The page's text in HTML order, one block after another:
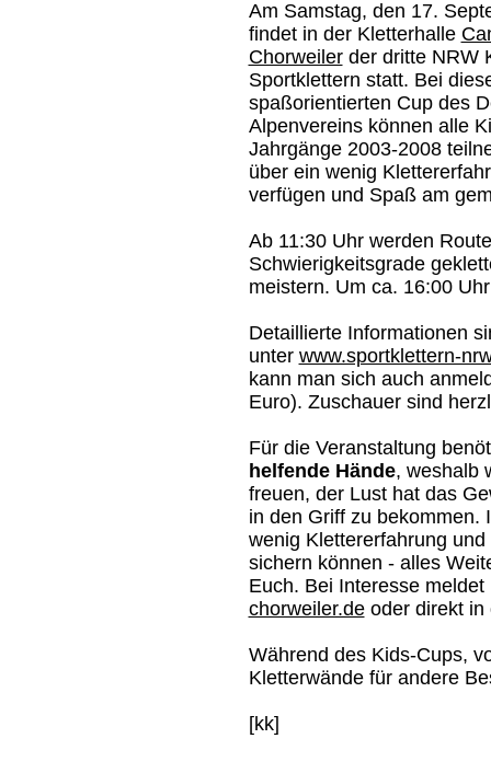
Am Samstag, den 17.
findet in der Kletterhalle
Chorweilerder dritte NRW
Sportklettern statt. Bei
spaßorientierten Cup des
Alpenvereins können alle
Jahrgänge 2003-2008
über ein wenig
verfügen und Spaß am
Ab 11:30 Uhr werden
Schwierigkeitsgrade
meistern. Um ca. 16:00
Detaillierte Informationen
unter www.sportklettern-
kann man sich auch
Euro). Zuschauer sind
Für die Veranstaltung
helfende Hände, weshalb
freuen, der Lust hat das
in den Griff zu bekommen.
wenig Klettererfahrung und
sichern können - alles
Euch. Bei Interesse
chorweiler.deoder direkt in
Während des Kids-Cups,
Kletterwände für andere
[kk]